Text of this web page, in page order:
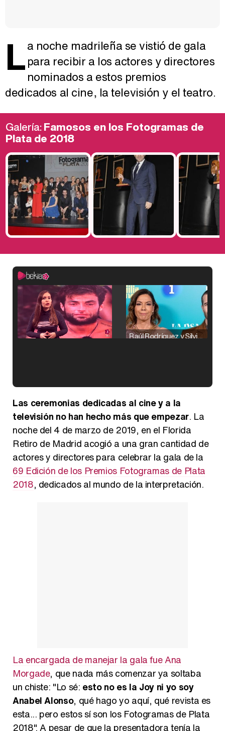
La noche madrileña se vistió de gala
para recibir a los actores y directores
nominados a estos premios
dedicados al cine, la televisión y el teatro.
Galería:Famosos en los Fotogramas de
Plata de 2018
Raúl Rodríguez y Silvia Taulés nos cuentan su papel en 'La familia de la tele'
Carlota Corredera y Javier de Hoyos: "La tele tiene que representar al público también y aquí están todos los perfiles posibles&quo;
Las ceremonias dedicadas al cine y a la
televisión no han hecho más que empezar. La
noche del 4 de marzo de 2019, en el Florida
Retiro de Madrid acogió a una gran cantidad de
actores y directores para celebrar la gala de la
69 Edición de los Premios Fotogramas de Plata
2018, dedicados al mundo de la interpretación.
La encargada de manejar la gala fue Ana
Morgade, que nada más comenzar ya soltaba
un chiste: "Lo sé: esto no es la Joy ni yo soy
Anabel Alonso, qué hago yo aquí, qué revista es
esta... pero estos sí son los Fotogramas de Plata
2018". A pesar de que la presentadora tenía la